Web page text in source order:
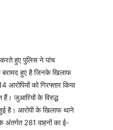
हुए पुलिस ने पांच
बरामद हुए है जिनके खिलाफ
आरोपियों को गिरफ्तार किया
जुआरियों के विरुद्ध
है। आरोपी के खिलाफ थाने
अंतर्गत 281 वाहनों का ई-